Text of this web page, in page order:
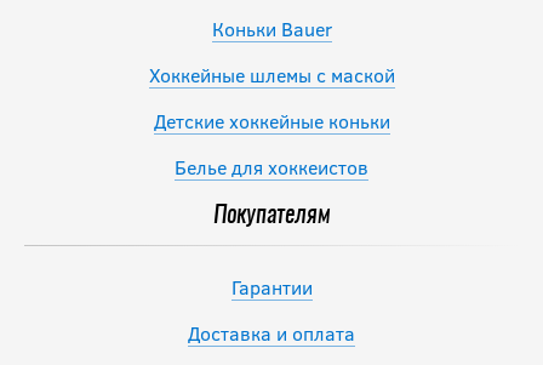
Коньки Bauer
Хоккейные шлемы с маской
Детские хоккейные коньки
Белье для хоккеистов
Покупателям
Гарантии
Доставка и оплата